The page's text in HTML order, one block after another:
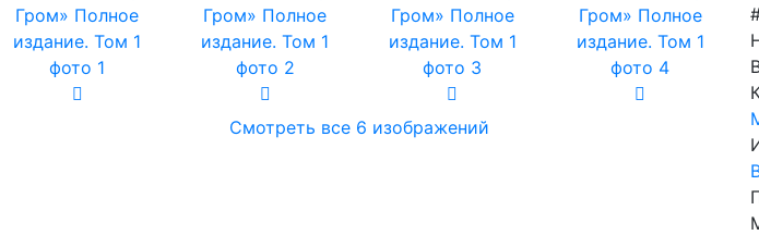
Смотреть все 6 изображений